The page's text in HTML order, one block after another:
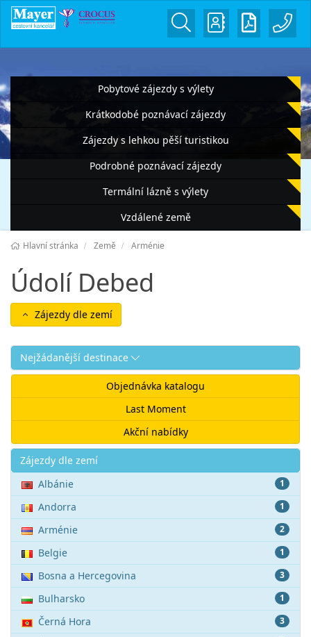
Pobytové zájezdy s výlety
Krátkodobé poznávací zájezdy
Zájezdy s lehkou pěší turistikou
Podrobné poznávací zájezdy
Termální lázně s výlety
Vzdálené země
Hlavní stránka Země Arménie
Údolí Debed
Zájezdy dle zemí
Nejžádanější destinace
Objednávka katalogu
Last Moment
Akční nabídky
Akce
Zájezdy dle zemí
1
Albánie
1
Andorra
2
Arménie
1
Belgie
3
Bosna a Hercegovina
1
Bulharsko
3
Černá Hora